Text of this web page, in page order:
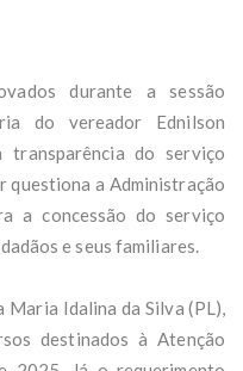
durante a sessão
do vereador Ednilson
do serviço
questiona a Administração
a concessão do serviço
e seus familiares.
Idalina da Silva (PL),
destinados à Atenção